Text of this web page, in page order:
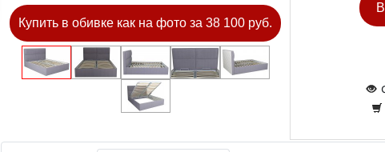
Купить в обивке как на фото за 38 100 руб.